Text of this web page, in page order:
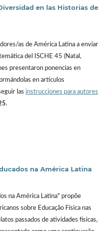
en las Historias de
as de América Latina a enviar
del ISCHE 45 (Natal,
presentaron ponencias en
en artículos
las instrucciones para autores
.
na América Latina
na América Latina" propõe
sobre Educação Física nas
passados de atividades físicas,